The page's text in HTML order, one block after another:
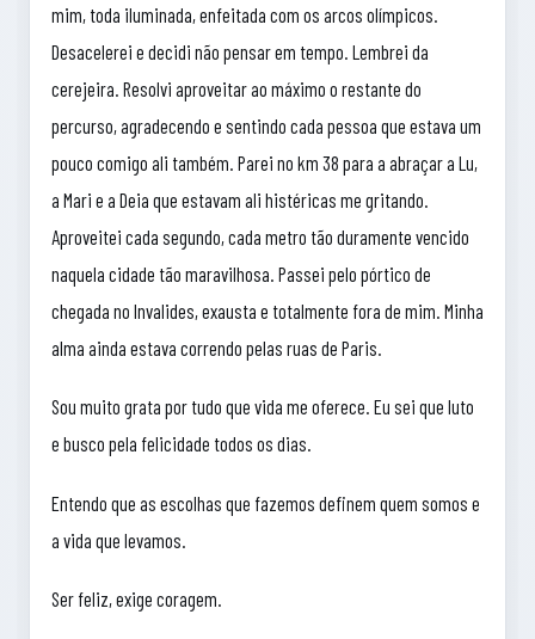
mim, toda iluminada, enfeitada com os arcos olímpicos.
Desacelerei e decidi não pensar em tempo. Lembrei da
cerejeira. Resolvi aproveitar ao máximo o restante do
percurso, agradecendo e sentindo cada pessoa que estava um
pouco comigo ali também. Parei no km 38 para a abraçar a Lu,
a Mari e a Deia que estavam ali histéricas me gritando.
Aproveitei cada segundo, cada metro tão duramente vencido
naquela cidade tão maravilhosa. Passei pelo pórtico de
chegada no Invalides, exausta e totalmente fora de mim. Minha
alma ainda estava correndo pelas ruas de Paris.
Sou muito grata por tudo que vida me oferece. Eu sei que luto
e busco pela felicidade todos os dias.
Entendo que as escolhas que fazemos definem quem somos e
a vida que levamos.
Ser feliz, exige coragem.